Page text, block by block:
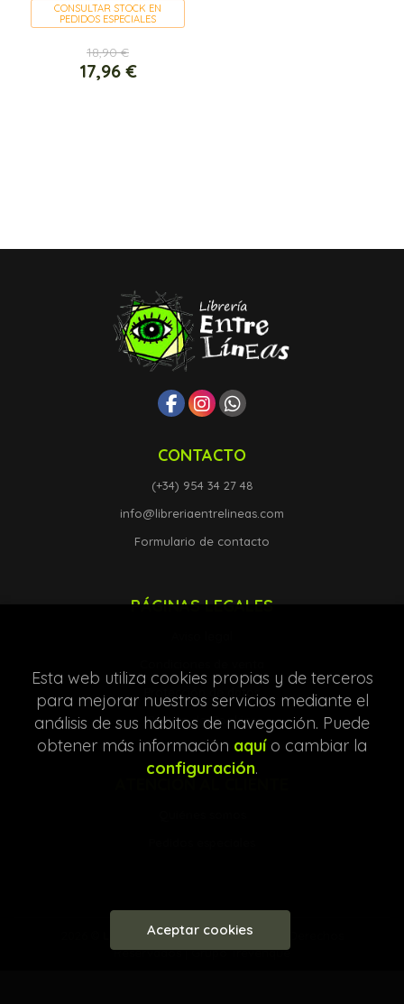
CONSULTAR STOCK EN
PEDIDOS ESPECIALES
18,90 €
17,96 €
CONTACTO
(+34) 954 34 27 48
info@libreriaentrelineas.com
Formulario de contacto
PÁGINAS LEGALES
Protección de datos
Política de Cookies
ATENCIÓN AL CLIENTE
Librería Entre Líneas. Todos los Derechos
Reservados |Grupo Trevenque
Esta web utiliza cookies propias y de terceros
para mejorar nuestros servicios mediante el
análisis de sus hábitos de navegación. Puede
obtener más información aquío cambiar la
configuración.
Aceptar cookies